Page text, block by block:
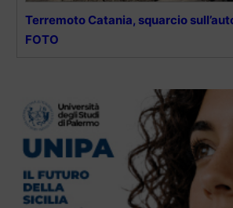
Terremoto Catania, squarcio
FOTO